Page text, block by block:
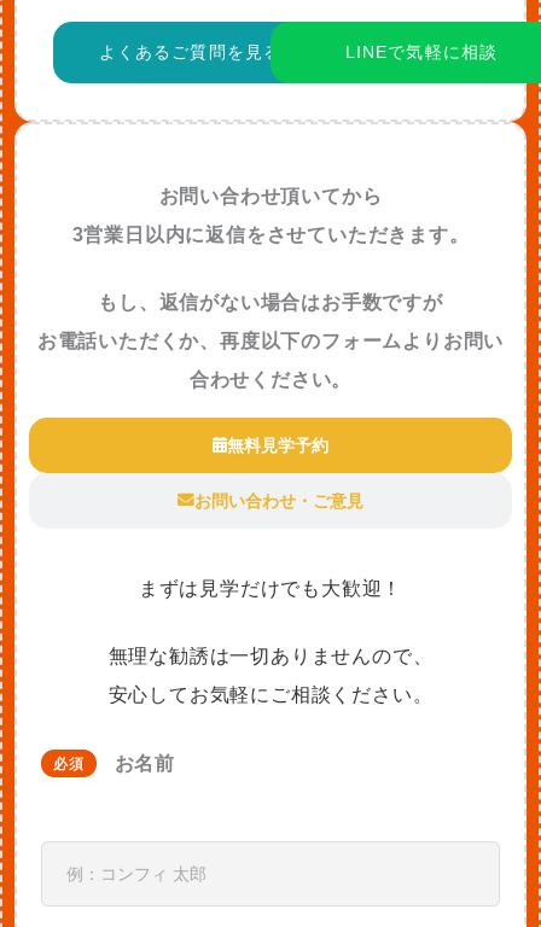
よくあるご質問を見る LINEで気軽に相談
お問い合わせ頂いてから
3営業日以内に返信をさせていただきます。
もし、返信がない場合はお手数ですが
お電話いただくか、再度以下のフォームよりお問い
合わせください。
無料見学予約
お問い合わせ・ご意見
まずは見学だけでも大歓迎！
無理な勧誘は一切ありませんので、
安心してお気軽にご相談ください。
必須 お名前